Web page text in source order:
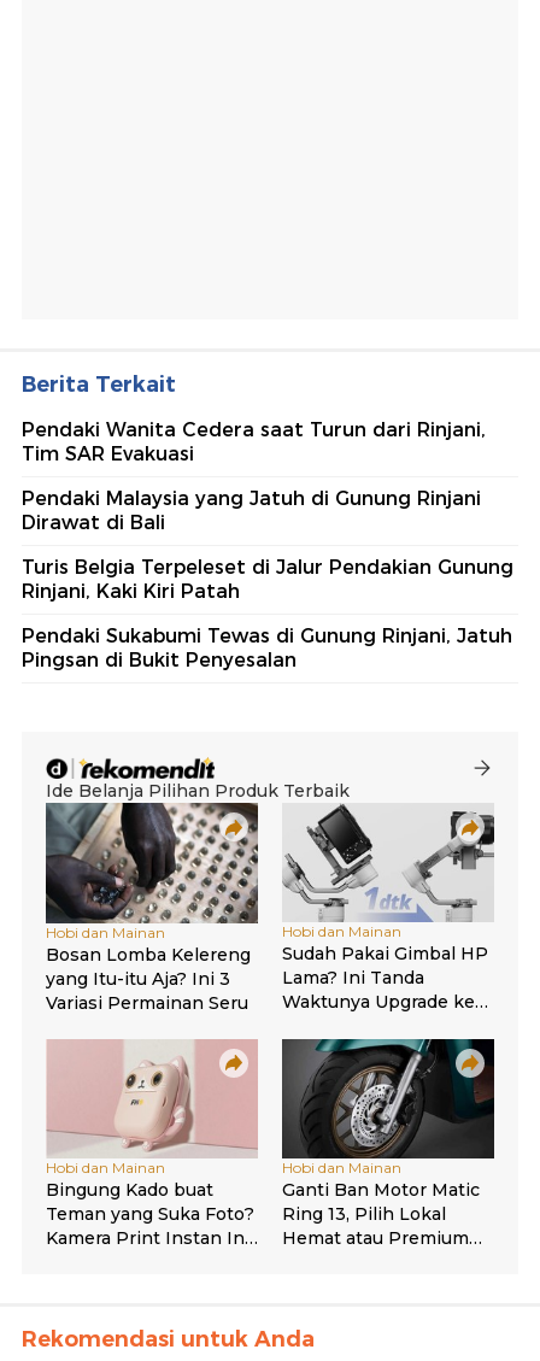
Berita Terkait
Pendaki Wanita Cedera saat Turun dari Rinjani,
Tim SAR Evakuasi
Pendaki Malaysia yang Jatuh di Gunung Rinjani
Dirawat di Bali
Turis Belgia Terpeleset di Jalur Pendakian Gunung
Rinjani, Kaki Kiri Patah
Pendaki Sukabumi Tewas di Gunung Rinjani, Jatuh
Pingsan di Bukit Penyesalan
Rekomendasi untuk Anda